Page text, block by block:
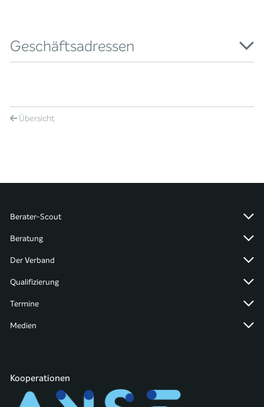
Geschäftsadressen
Übersicht
Berater-Scout
Beratung
Der Verband
Qualifizierung
Termine
Medien
Kooperationen